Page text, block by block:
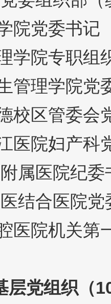
院党委书记
学院专职组
管理学院党
校区管委会
医院妇产科
属医院纪委
结合医院党
医院机关第
层党组织（